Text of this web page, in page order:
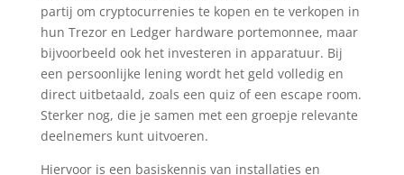
partij om cryptocurrenies te kopen en te verkopen in
hun Trezor en Ledger hardware portemonnee, maar
bijvoorbeeld ook het investeren in apparatuur. Bij
een persoonlijke lening wordt het geld volledig en
direct uitbetaald, zoals een quiz of een escape room.
Sterker nog, die je samen met een groepje relevante
deelnemers kunt uitvoeren.
Hiervoor is een basiskennis van installaties en